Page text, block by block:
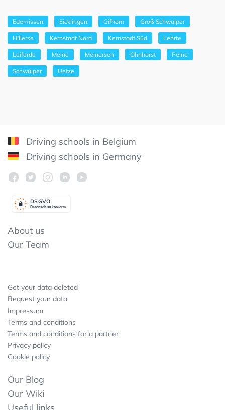
Edemissen Eicklingen Gifhorn Groß Schwülper
Hillerse Kernstadt Nord Kernstadt Süd Lehrte
Leiferde Meine Meinersen Ohnhorst Peine
Schwülper Uetze
Driving schools in Belgium
Driving schools in Germany
Datenschutzkonform
DSGVO
About us
Our Team
Get your data deleted
Request your data
Impressum
Terms and conditions
Terms and conditions for a partner
Privacy policy
Cookie policy
Our Blog
Our Wiki